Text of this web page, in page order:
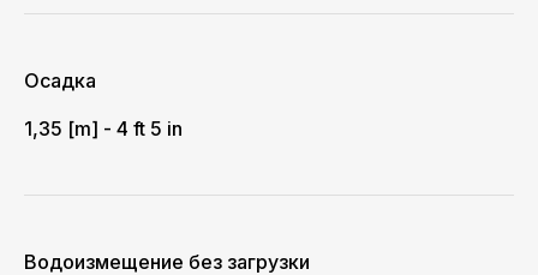
Осадка
1,35 [m] - 4 ft 5 in
Водоизмещение без загрузки